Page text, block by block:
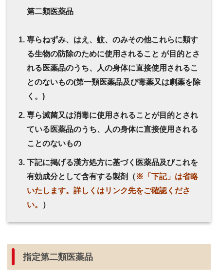
第二類医薬品
専らねずみ、はえ、蚊、のみその他これらに類す
る生物の防除のために使用されること が目的とさ
れる医薬品のうち、人の身体に直接使用されるこ
とのないもの(第一類医薬品及び毒薬又は劇薬を除
く。)
専ら滅菌又は消毒に使用されることが目的とされ
ている医薬品のうち、人の身体に直接使用される
ことのないもの
下記に掲げる漢方処方に基づく医薬品及びこれを
有効成分として含有する製剤（※「下記」は省略
いたします。詳しくはリンク先をご確認くださ
い。
）
指定第二類医薬品